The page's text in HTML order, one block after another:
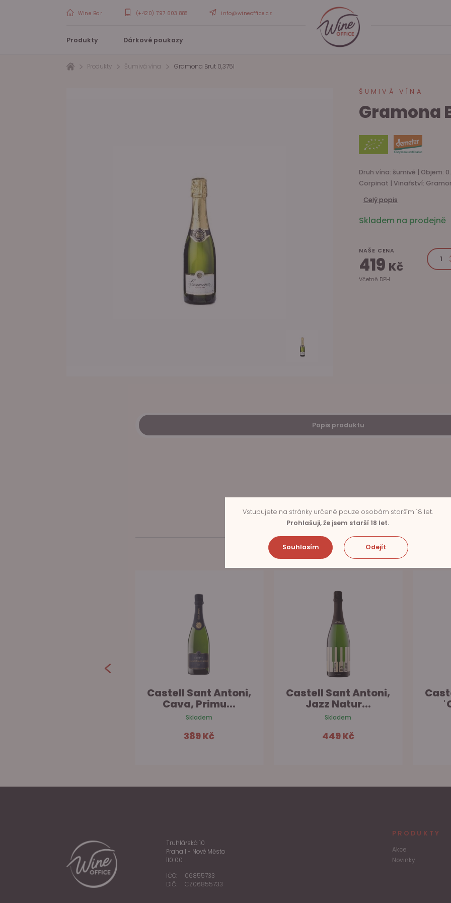
Wine Bar (+420) 797 603 888 info@wineoffice.cz
Produkty Dárkové poukazy
Produkty Šumivá vína Gramona Brut 0,375l
ŠUMIVÁ VÍNA
Gramona
Druh vína: šumivé | Objem:
Corpinat | Vinařství:
Celý popis
Skladem na prodejně
NAŠE CENA
419 Kč
Včetně DPH
Popis produktu
SOUVISEJÍCÍ PRODUKTY
Castell Sant Antoni,
Cava, Primu...
Skladem
389 Kč
Castell Sant Antoni,
Jazz Natur...
Skladem
449 Kč
Truhlářská 10
Praha 1 - Nové Město
110 00
IČO:
06855733
DIČ:
CZ06855733
PRODUKTY
Akce
Novinky
Vstupujete na stránky určené pouze osobám starším 18 let.
Prohlašuji, že jsem starší 18 let.
Souhlasím Odejít